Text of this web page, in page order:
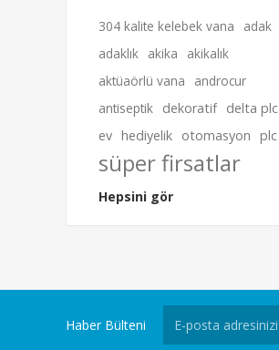
304 kalite kelebek vana
adak
adaklık akika
akikalık
aktüaörlü vana
androcur
antiseptik dekoratif delta plc
ev hediyelik otomasyon plc
süper firsatlar
Hepsini gör
Haber Bülteni